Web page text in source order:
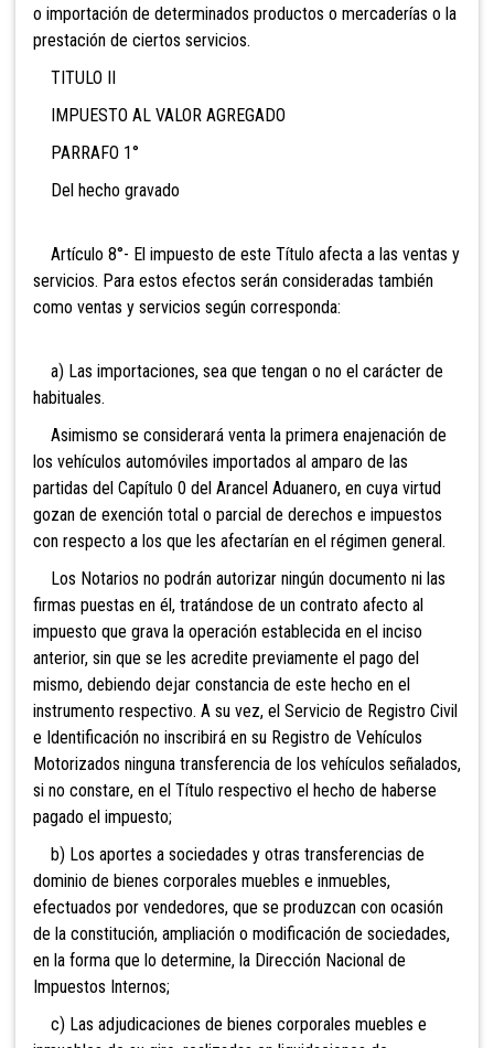
o importación de determinados productos o mercaderías o la
prestación de ciertos servicios.
TITULO II
IMPUESTO AL VALOR AGREGADO
PARRAFO 1°
Del hecho gravado
Artículo 8°- El impuesto de este Título afecta a las ventas y
servicios. Para estos efectos serán consideradas también
como ventas y servicios según corresponda:
a) Las importaciones, sea que tengan o no el carácter de
habituales.
Asimismo se considerará venta la primera enajenación de
los vehículos automóviles importados al amparo de las
partidas del Capítulo 0 del Arancel Aduanero, en cuya virtud
gozan de exención total o parcial de derechos e impuestos
con respecto a los que les afectarían en el régimen general.
Los Notarios no podrán autorizar ningún documento ni las
firmas puestas en él, tratándose de un contrato afecto al
impuesto que grava la operación establecida en el inciso
anterior, sin que se les acredite previamente el pago del
mismo, debiendo dejar constancia de este hecho en el
instrumento respectivo. A su vez, el Servicio de Registro Civil
e Identificación no inscribirá en su Registro de Vehículos
Motorizados ninguna transferencia de los vehículos señalados,
si no constare, en el Título respectivo el hecho de haberse
pagado el impuesto;
b) Los aportes a sociedades y otras transferencias de
dominio de bienes corporales muebles e inmuebles,
efectuados por vendedores, que se produzcan con ocasión
de la constitución, ampliación o modificación de sociedades,
en la forma que lo determine, la Dirección Nacional de
Impuestos Internos;
c) Las adjudicaciones de bienes corporales muebles e